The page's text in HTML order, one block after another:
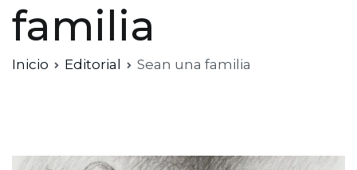
familia
Inicio Editorial Sean una familia